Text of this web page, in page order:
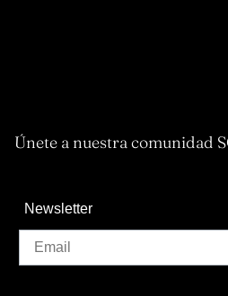
Únete a nuestra comunidad
Newsletter